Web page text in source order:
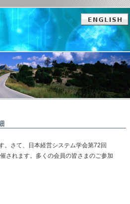
さて、日本経営システム学会第72回
されます。多くの会員の皆さまのご参加